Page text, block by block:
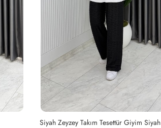
Siyah Zeyzey Takım Tesettür Giyim Siyah